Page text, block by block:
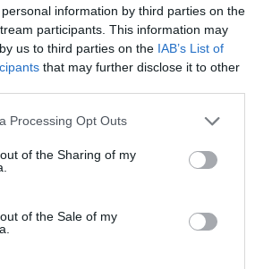
information by third parties on the
participants. This information may
us to third parties on the IAB’s List of
that may further disclose it to other
Processing Opt Outs
of the Sharing of my
of the Sale of my